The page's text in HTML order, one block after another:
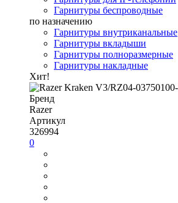
Гарнитуры беспроводные
по назначению
Гарнитуры внутриканальные
Гарнитуры вкладыши
Гарнитуры полноразмерные
Гарнитуры накладные
Хит!
Бренд
Razer
Артикул
326994
0